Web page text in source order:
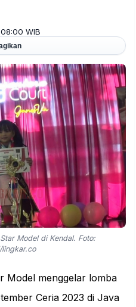
WIB
Model di Kendal. Foto:
lingkar.co
Model menggelar lomba
Ceria 2023 di Java